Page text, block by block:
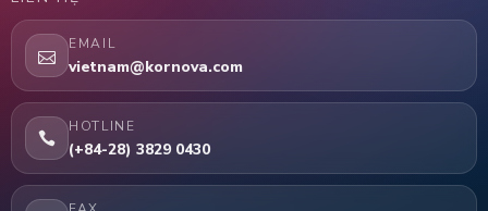
EMAIL
vietnam@kornova.com
HOTLINE
(+84-28) 3829 0430